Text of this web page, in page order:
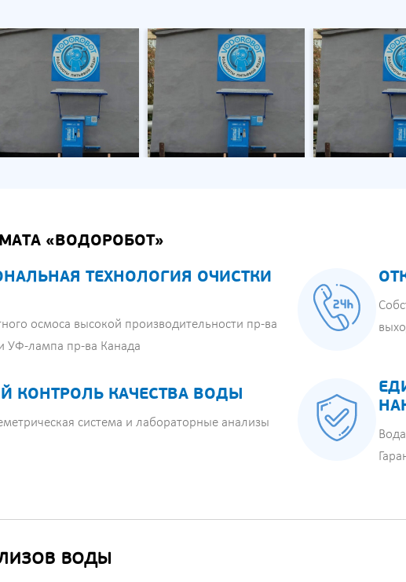
«ВОДОРОБОТ»
ТЕХНОЛОГИЯ ОЧИСТКИ
осмоса высокой производительности пр-ва
УФ-лампа пр-ва Канада
КОНТРОЛЬ КАЧЕСТВА ВОДЫ
система и лабораторные анализы
воды